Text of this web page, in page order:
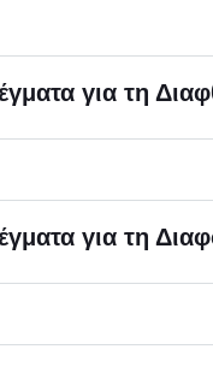
για τη
για τη